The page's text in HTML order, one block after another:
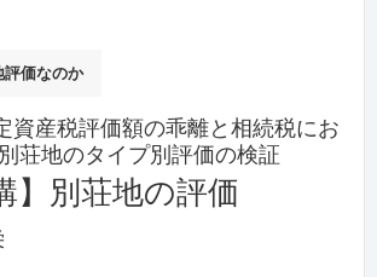
評価なのか
資産税評価額の乖離と相続税にお
荘地のタイプ別評価の検証
】別荘地の評価